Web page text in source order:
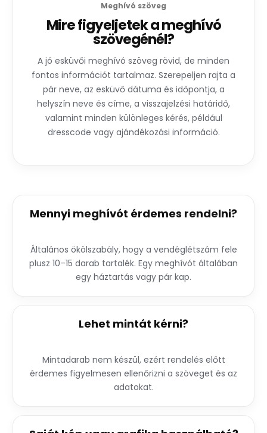
Meghívó szöveg
Mire figyeljetek a meghívó
szövegénél?
A jó esküvői meghívó szöveg rövid, de minden
fontos információt tartalmaz. Szerepeljen rajta a
pár neve, az esküvő dátuma és időpontja, a
helyszín neve és címe, a visszajelzési határidő,
valamint minden különleges kérés, például
dresscode vagy ajándékozási információ.
Mennyi meghívót érdemes rendelni?
Általános ökölszabály, hogy a vendéglétszám fele
plusz 10–15 darab tartalék. Egy meghívót általában
egy háztartás vagy pár kap.
Lehet mintát kérni?
Mintadarab nem készül, ezért rendelés előtt
érdemes figyelmesen ellenőrizni a szöveget és az
adatokat.